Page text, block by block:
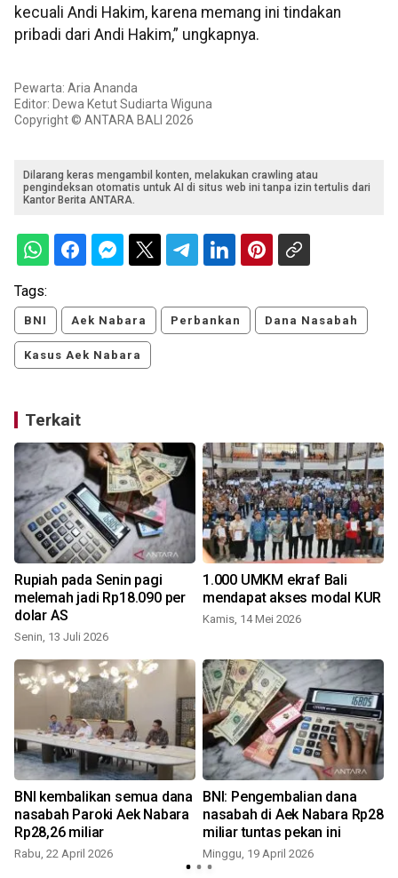
kecuali Andi Hakim, karena memang ini tindakan
pribadi dari Andi Hakim,” ungkapnya.
Pewarta: Aria Ananda
Editor: Dewa Ketut Sudiarta Wiguna
Copyright © ANTARA BALI 2026
Dilarang keras mengambil konten, melakukan crawling atau
pengindeksan otomatis untuk AI di situs web ini tanpa izin tertulis dari
Kantor Berita ANTARA.
Tags:
BNI Aek Nabara Perbankan Dana Nasabah
Kasus Aek Nabara
Terkait
Rupiah pada Senin pagi
melemah jadi Rp18.090 per
dolar AS
Senin, 13 Juli 2026
1.000 UMKM ekraf Bali
mendapat akses modal KUR
Kamis, 14 Mei 2026
BNI kembalikan semua dana
nasabah Paroki Aek Nabara
Rp28,26 miliar
Rabu, 22 April 2026
BNI: Pengembalian dana
nasabah di Aek Nabara Rp28
miliar tuntas pekan ini
Minggu, 19 April 2026